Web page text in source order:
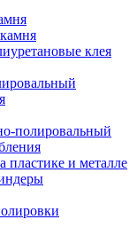
клея
полировальный
и металле